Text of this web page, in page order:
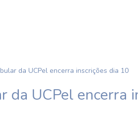
da UCPel encerra inscrições dia 10
da UCPel encerra